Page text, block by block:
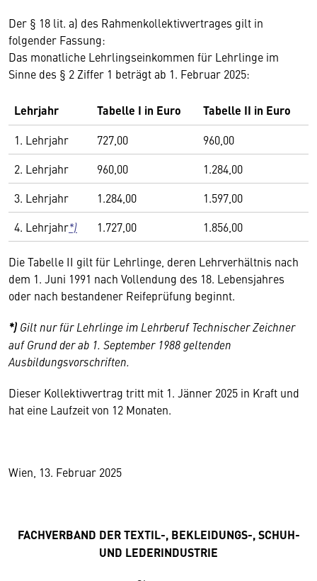
Der § 18 lit. a) des Rahmenkollektivvertrages gilt in
folgender Fassung:
Das monatliche Lehrlingseinkommen für Lehrlinge im
Sinne des § 2 Ziffer 1 beträgt ab 1. Februar 2025:
Lehrjahr Tabelle I in Euro Tabelle II in Euro
1. Lehrjahr 727,00
960,00
2. Lehrjahr
960,00
1.284,00
3. Lehrjahr
1.284,00
1.597,00
4. Lehrjahr*) 1.727,00 1.856,00
Die Tabelle II gilt für Lehrlinge, deren Lehrverhältnis nach
dem 1. Juni 1991 nach Vollendung des 18. Lebensjahres
oder nach bestandener Reifeprüfung beginnt.
*) Gilt nur für Lehrlinge im Lehrberuf Technischer Zeichner
auf Grund der ab 1. September 1988 geltenden
Ausbildungsvorschriften.
Dieser Kollektivvertrag tritt mit 1. Jänner 2025 in Kraft und
hat eine Laufzeit von 12 Monaten.
Wien, 13. Februar 2025
FACHVERBAND DER TEXTIL-, BEKLEIDUNGS-, SCHUH-
UND LEDERINDUSTRIE